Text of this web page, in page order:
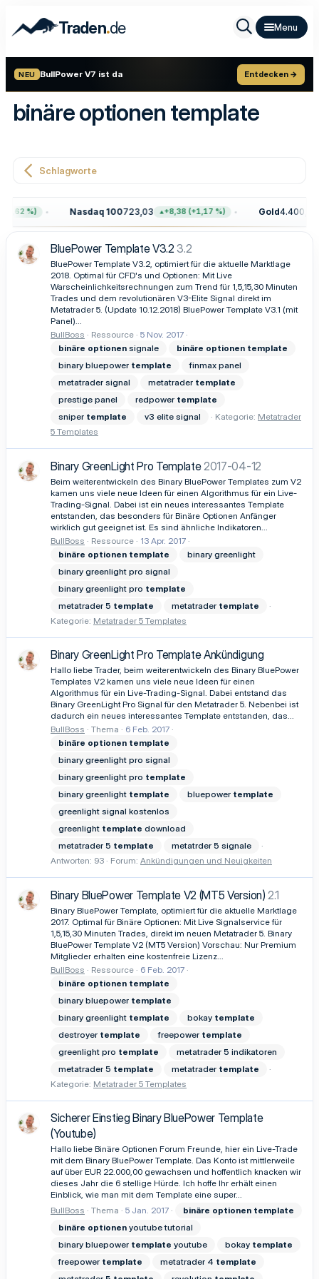
Traden.de
NEU BullPower V7 ist da Entdecken →
binäre optionen template
Schlagworte
%) Nasdaq 100723,03 +8,38 (+1,17 %) Gold4.400,60
BluePower Template V3.2 3.2
BluePower Template V3.2, optimiert für die aktuelle Marktlage
2018. Optimal für CFD's und Optionen: Mit Live
Warscheinlichkeitsrechnungen zum Trend für 1,5,15,30 Minuten
Trades und dem revolutionären V3-Elite Signal direkt im
Metatrader 5. (Update 10.12.2018) BluePower Template V3.1 (mit
Panel)...
BullBoss
Ressource 5 Nov. 2017
binäre optionen signale binäre optionen template
binary bluepower template
finmax panel
metatrader signal
metatrader template
prestige panel
redpower template
sniper template v3 elite signal Kategorie: Metatrader
5 Templates
Binary GreenLight Pro Template2017-04-12
Beim weiterentwickeln des Binary BluePower Templates zum V2
kamen uns viele neue Ideen für einen Algorithmus für ein Live-
Trading-Signal. Dabei ist ein neues interessantes Template
entstanden, das besonders für Binäre Optionen Anfänger
wirklich gut geeignet ist. Es sind ähnliche Indikatoren...
BullBoss
Ressource
13 Apr. 2017
binäre optionen template
binary greenlight
binary greenlight pro signal
binary greenlight pro template
metatrader 5 template metatrader template
Kategorie: Metatrader 5 Templates
Binary GreenLight Pro Template Ankündigung
Hallo liebe Trader, beim weiterentwickeln des Binary BluePower
Templates V2 kamen uns viele neue Ideen für einen
Algorithmus für ein Live-Trading-Signal. Dabei entstand das
Binary GreenLight Pro Signal für den Metatrader 5. Nebenbei ist
dadurch ein neues interessantes Template entstanden, das...
BullBoss
Thema
6 Feb. 2017
binäre optionen template
binary greenlight pro signal
binary greenlight pro template
binary greenlight template bluepower template
greenlight signal kostenlos
greenlight template download
metatrader 5 template
metatrder 5 signale
Antworten: 93
Forum: Ankündigungen und Neuigkeiten
Binary BluePower Template V2 (MT5 Version) 2.1
Binary BluePower Template, optimiert für die aktuelle Marktlage
2017. Optimal für Binäre Optionen: Mit Live Signalservice für
1,5,15,30 Minuten Trades, direkt im neuen Metatrader 5. Binary
BluePower Template V2 (MT5 Version) Vorschau: Nur Premium
Mitglieder erhalten eine kostenfreie Lizenz...
BullBoss
Ressource
6 Feb. 2017
binäre optionen template
binary bluepower template
binary greenlight template bokay template
destroyer template freepower template
greenlight pro template
metatrader 5 indikatoren
metatrader 5 template metatrader template
Kategorie: Metatrader 5 Templates
Sicherer Einstieg Binary BluePower Template
(Youtube)
Hallo liebe Binäre Optionen Forum Freunde, hier ein Live-Trade
mit dem Binary BluePower Template. Das Konto ist mittlerweile
auf über EUR 22.000,00 gewachsen und hoffentlich knacken wir
dieses Jahr die 6 stellige Hürde. Ich hoffe Ihr erhält einen
Einblick, wie man mit dem Template eine super...
BullBoss
Thema 5 Jan. 2017 binäre optionen template
binäre optionen youtube tutorial
binary bluepower template youtube bokay template
freepower template metatrader 4 template